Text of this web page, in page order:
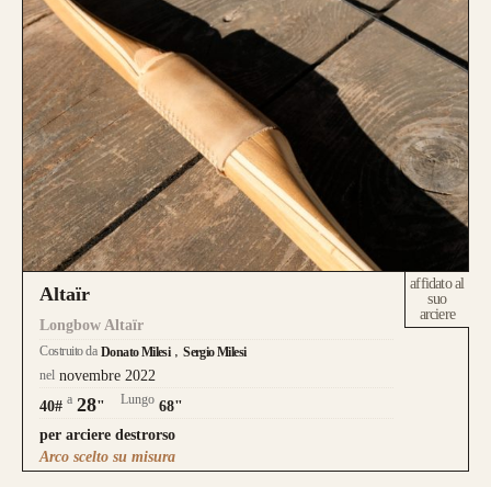
Questo modello si contraddistingue per la
composizione aTre Lamine in legno
la risposta meccanica è la medesima e
l’estetica risulta più pulita.
Guarda alcuni degli archi già
Altaïr
Longbow Altaïr
Costruito da Donato Milesi
Sergio Milesi
nel novembre 2022
40# a 28" Lungo 68"
per arciere destrorso
affidato al
suo
arciere
Arco scelto su misura